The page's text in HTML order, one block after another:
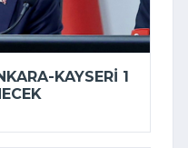
KAYSERI 1